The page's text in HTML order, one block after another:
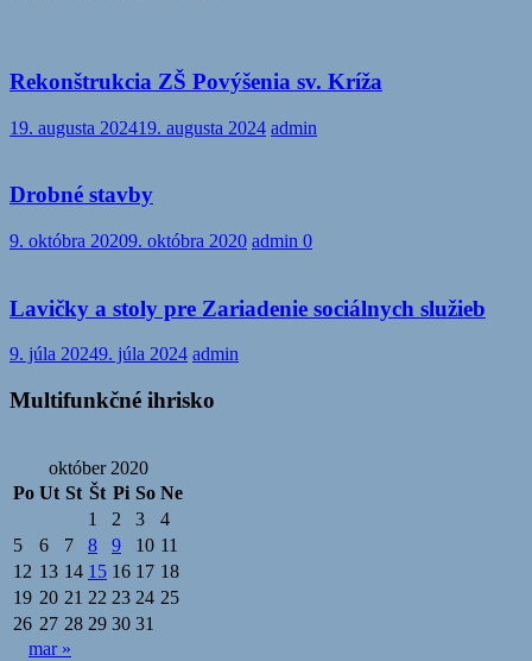
Rekonštrukcia ZŠ Povýšenia sv. Kríža
19. augusta 202419. augusta 2024 admin
Drobné stavby
9. októbra 20209. októbra 2020 admin 0
Lavičky a stoly pre Zariadenie sociálnych služieb
9. júla 20249. júla 2024 admin
Multifunkčné ihrisko
október 2020
Po Ut St Št Pi So Ne
1
2 3
4
5
6 7 8 9 10 11
12 13 14 15 16 17 18
19 20 21 22 23 24 25
26 27 28 29 30 31
mar »